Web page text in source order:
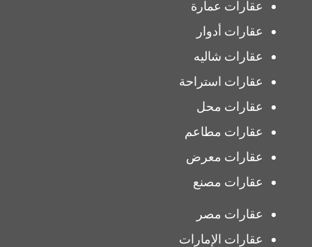
عقارات عمارة
عقارات أدوار
عقارات شاليه
عقارات استراحة
عقارات محل
عقارات مطاعم
عقارات معرض
عقارات مصنع
عقارات مصر
عقارات الإمارات